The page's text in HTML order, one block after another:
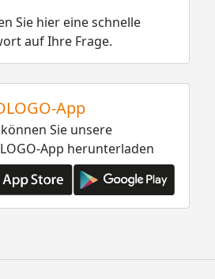
Sie hier eine schnelle
auf Ihre Frage.
App
Sie unsere
App herunterladen